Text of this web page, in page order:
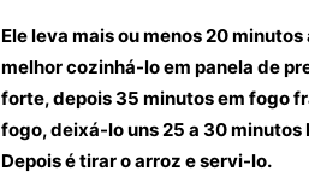
Ele leva mais ou menos 20
melhor cozinhá-lo em panela de
forte, depois 35 minutos em fogo
fogo, deixá-lo uns 25 a 30 minutos
Depois é tirar o arroz e servi-lo.